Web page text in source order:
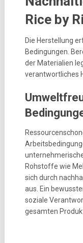
Rice by
Die Herstellung
Bedingungen.
der Materialien
verantwortliches
Rohstoffe wie
sich durch
aus. Ein
soziale
gesamten